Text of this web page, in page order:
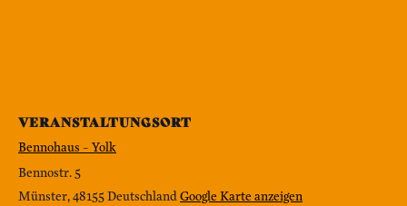
VERANSTALTUNGSORT
Bennohaus – Yolk
Bennostr. 5
Münster,48155DeutschlandGoogle Karte anzeigen